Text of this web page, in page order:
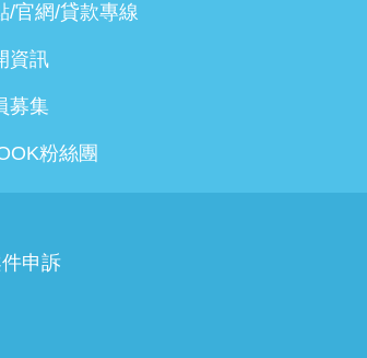
/官網/貸款專線
資訊
募集
粉絲團
申訴